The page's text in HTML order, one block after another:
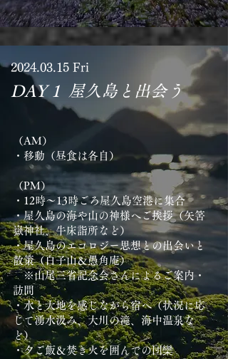
​2024.03.15 Fri
DAY 1 屋久島と出会う
（AM）
・移動（昼食は各自）
（PM）
・12時〜13時ごろ屋久島空港に集合
・屋久島の海や山の神様へご挨拶（矢筈
嶽神社、牛床詣所など）
・屋久島のエコロジー思想との出会いと
散策（白子山＆愚角庵）
※山尾三省記念会さんによるご案内・
訪問
・水と大地を感じながら宿へ（状況に応
じて湧水汲み、大川の滝、海中温泉な
ど）
・夕ご飯＆焚き火を囲んでの団欒